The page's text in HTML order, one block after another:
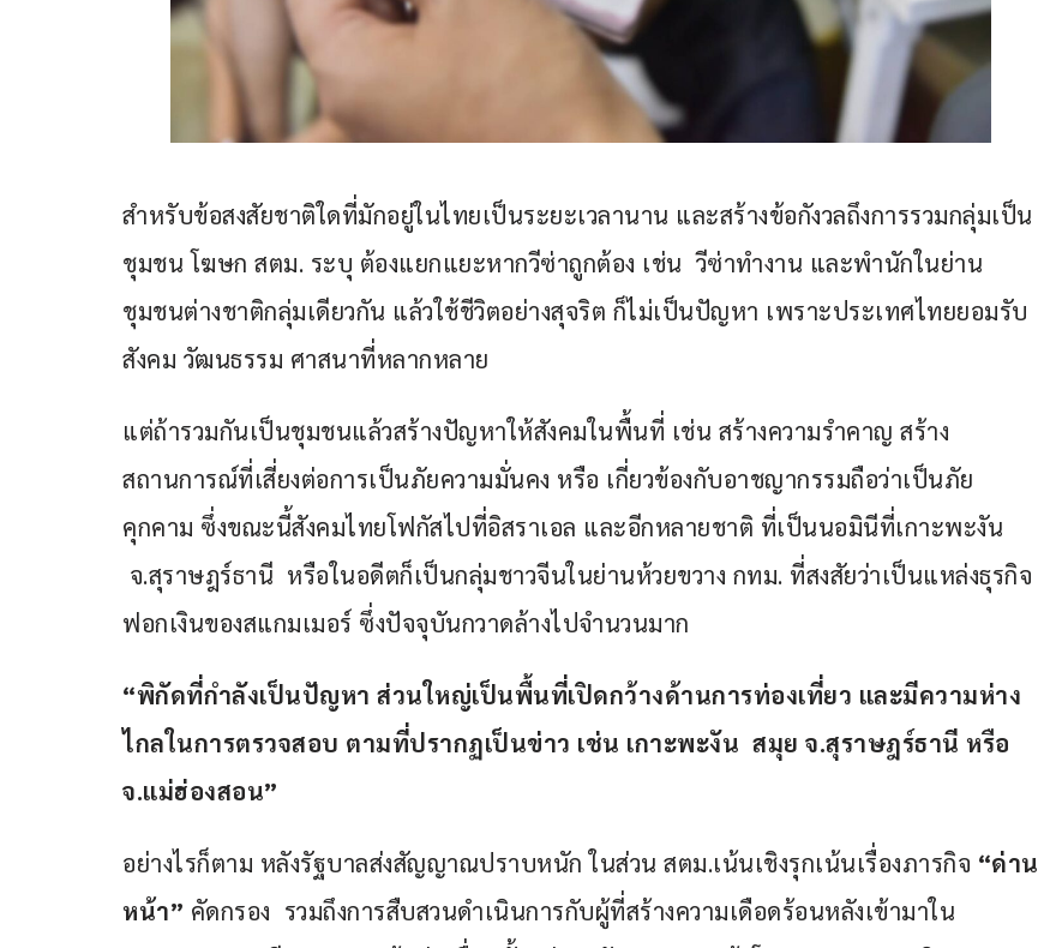
สำหรับข้อสงสัยชาติใดที่มักอยู่ในไทยเป็นระยะเวลานาน และสร้างข้อกังวลถึงการรวมกลุ่มเป็น
ชุมชน โฆษก สตม. ระบุ ต้องแยกแยะหากวีซ่าถูกต้อง เช่น  วีซ่าทำงาน และพำนักในย่าน
ชุมชนต่างชาติกลุ่มเดียวกัน แล้วใช้ชีวิตอย่างสุจริต ก็ไม่เป็นปัญหา เพราะประเทศไทยยอมรับ
สังคม วัฒนธรรม ศาสนาที่หลากหลาย
แต่ถ้ารวมกันเป็นชุมชนแล้วสร้างปัญหาให้สังคมในพื้นที่ เช่น สร้างความรำคาญ สร้าง
สถานการณ์ที่เสี่ยงต่อการเป็นภัยความมั่นคง หรือ เกี่ยวข้องกับอาชญากรรมถือว่าเป็นภัย
คุกคาม ซึ่งขณะนี้สังคมไทยโฟกัสไปที่อิสราเอล และอีกหลายชาติ ที่เป็นนอมินีที่เกาะพะงัน
จ.สุราษฎร์ธานี  หรือในอดีตก็เป็นกลุ่มชาวจีนในย่านห้วยขวาง กทม. ที่สงสัยว่าเป็นแหล่งธุรกิจ
ฟอกเงินของสแกมเมอร์ ซึ่งปัจจุบันกวาดล้างไปจำนวนมาก
“พิกัดที่กำลังเป็นปัญหา ส่วนใหญ่เป็นพื้นที่เปิดกว้างด้านการท่องเที่ยว และมีความห่าง
ไกลในการตรวจสอบ ตามที่ปรากฏเป็นข่าว เช่น เกาะพะงัน  สมุย จ.สุราษฎร์ธานี หรือ
จ.แม่ฮ่องสอน”
อย่างไรก็ตาม หลังรัฐบาลส่งสัญญาณปราบหนัก ในส่วน สตม.เน้นเชิงรุกเน้นเรื่องภารกิจ “ด่าน
หน้า” คัดกรอง  รวมถึงการสืบสวนดำเนินการกับผู้ที่สร้างความเดือดร้อนหลังเข้ามาใน